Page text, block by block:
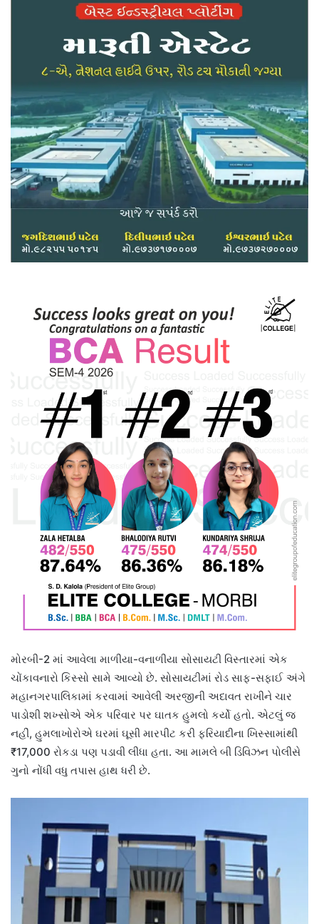
મોરબી-2 માં આવેલા માળીયા-વનાળીયા સોસાયટી વિસ્તારમાં એક
ચોંકાવનારો કિસ્સો સામે આવ્યો છે. સોસાયટીમાં રોડ સાફ-સફાઈ અંગે
મહાનગરપાલિકામાં કરવામાં આવેલી અરજીની અદાવત રાખીને ચાર
પાડોશી શખ્સોએ એક પરિવાર પર ઘાતક હુમલો કર્યો હતો. એટલું જ
નહીં, હુમલાખોરોએ ઘરમાં ઘૂસી મારપીટ કરી ફરિયાદીના ખિસ્સામાંથી
₹17,000 રોકડા પણ પડાવી લીધા હતા. આ મામલે બી ડિવિઝન પોલીસે
ગુનો નોંધી વધુ તપાસ હાથ ધરી છે.